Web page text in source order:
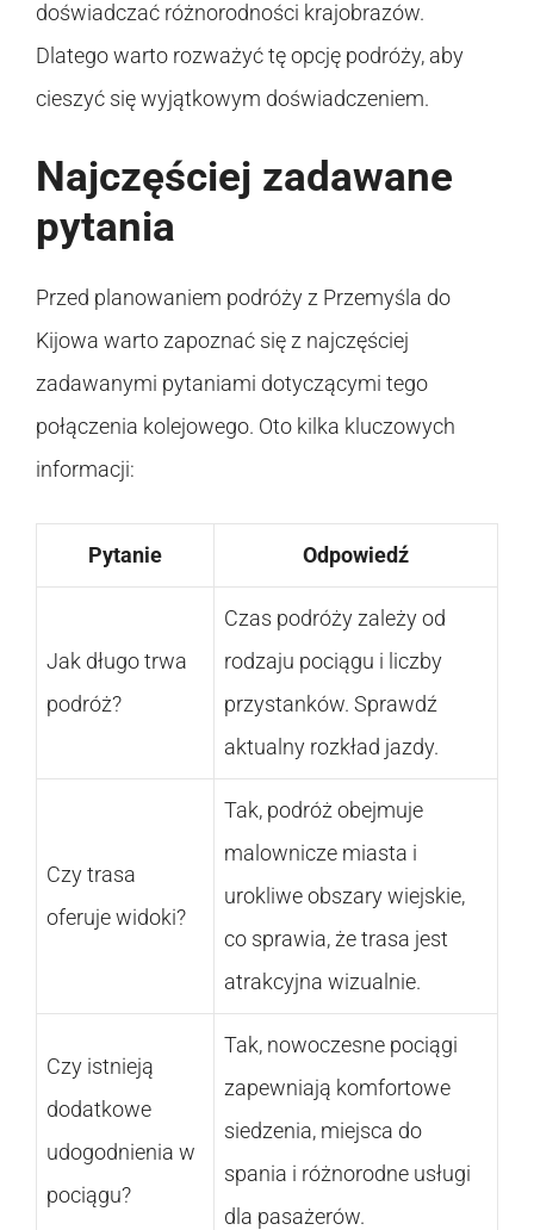
doświadczać różnorodności krajobrazów.
Dlatego warto rozważyć tę opcję podróży, aby
cieszyć się wyjątkowym doświadczeniem.
Najczęściej zadawane
pytania
Przed planowaniem podróży z Przemyśla do
Kijowa warto zapoznać się z najczęściej
zadawanymi pytaniami dotyczącymi tego
połączenia kolejowego. Oto kilka kluczowych
informacji:
Pytanie Odpowiedź
Jak długo trwa
podróż?
Czas podróży zależy od
rodzaju pociągu i liczby
przystanków. Sprawdź
aktualny rozkład jazdy.
Czy trasa
oferuje widoki?
Tak, podróż obejmuje
malownicze miasta i
urokliwe obszary wiejskie,
co sprawia, że trasa jest
atrakcyjna wizualnie.
Czy istnieją
dodatkowe
udogodnienia w
pociągu?
Tak, nowoczesne pociągi
zapewniają komfortowe
siedzenia, miejsca do
spania i różnorodne usługi
dla pasażerów.